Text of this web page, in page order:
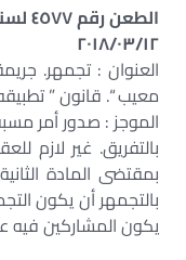
٢٠١٨/٠٣/١٢
العنوان : تجمهر.
معيب “. قانون ”
الموجز : صدور أمر
بالتفريق. غير لازم
بالتجمهر أن يكون
يكون المشاركين فيه